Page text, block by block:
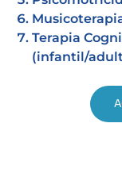
Terapia
(infantil/